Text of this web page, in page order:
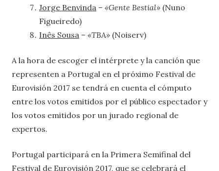
Jorge Benvinda – «Gente Bestial» (Nuno
Figueiredo)
Inês Sousa – «TBA» (Noiserv)
A la hora de escoger el intérprete y la canción que
representen a Portugal en el próximo Festival de
Eurovisión 2017 se tendrá en cuenta el cómputo
entre los votos emitidos por el público espectador y
los votos emitidos por un jurado regional de
expertos.
Portugal participará en la Primera Semifinal del
Festival de Eurovisión 2017, que se celebrará el